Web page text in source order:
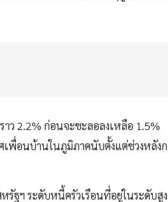
ว 2.2% ก่อนจะชะลอลงเหลือ 1.5%
เพื่อนบ้านในภูมิภาคนับตั้งแต่ช่วงหลังก
รัฐฯ ระดับหนี้ครัวเรือนที่อยู่ในระดับสูง